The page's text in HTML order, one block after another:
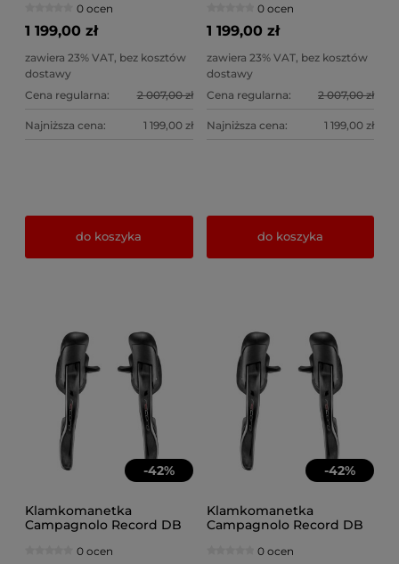
0 ocen
1 199,00 zł
zawiera 23% VAT, bez kosztów
dostawy
Cena regularna:
2 007,00 zł
Najniższa cena: 1 199,00 zł
do koszyka
0 ocen
1 199,00 zł
zawiera 23% VAT, bez kosztów
dostawy
Cena regularna:
2 007,00 zł
Najniższa cena: 1 199,00 zł
do koszyka
-42%
Klamkomanetka
Campagnolo Record DB
0 ocen
-42%
Klamkomanetka
Campagnolo Record DB
0 ocen